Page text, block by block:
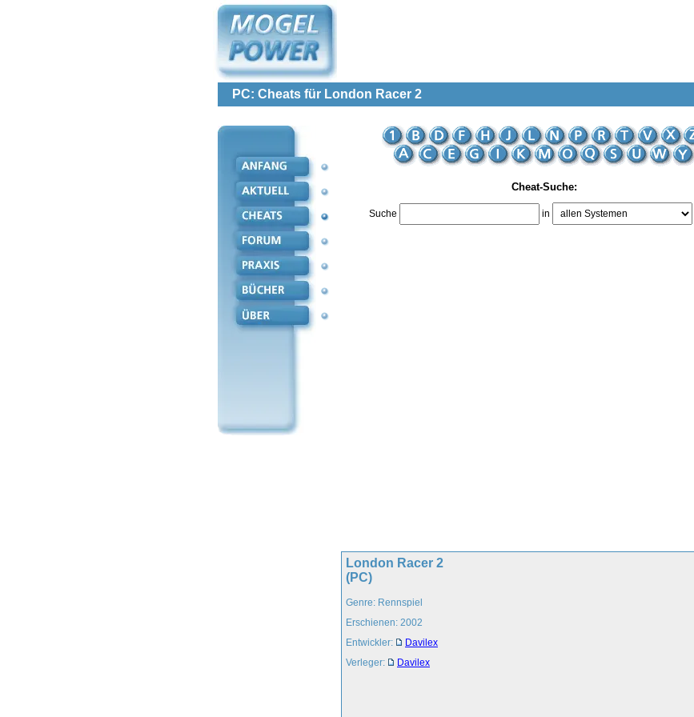
PC: Cheats für London Racer 2
Cheat-Suche:
Suche in
London Racer 2
(PC)
Genre: Rennspiel
Erschienen: 2002
Entwickler:
Davilex
Verleger:
Davilex